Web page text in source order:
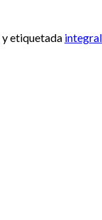
y etiquetada